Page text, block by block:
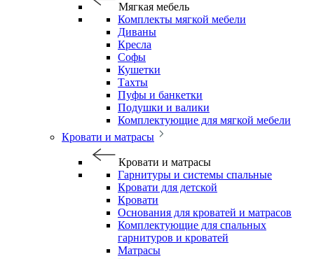
Мягкая мебель
Комплекты мягкой мебели
Диваны
Кресла
Софы
Кушетки
Тахты
Пуфы и банкетки
Подушки и валики
Комплектующие для мягкой мебели
Кровати и матрасы
Кровати и матрасы
Гарнитуры и системы спальные
Кровати для детской
Кровати
Основания для кроватей и матрасов
Комплектующие для спальных
гарнитуров и кроватей
Матрасы